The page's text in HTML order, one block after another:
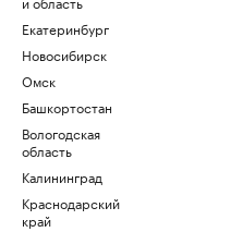
Екатеринбург
Новосибирск
Омск
Башкортостан
Вологодская
область
Калининград
Краснодарский
край